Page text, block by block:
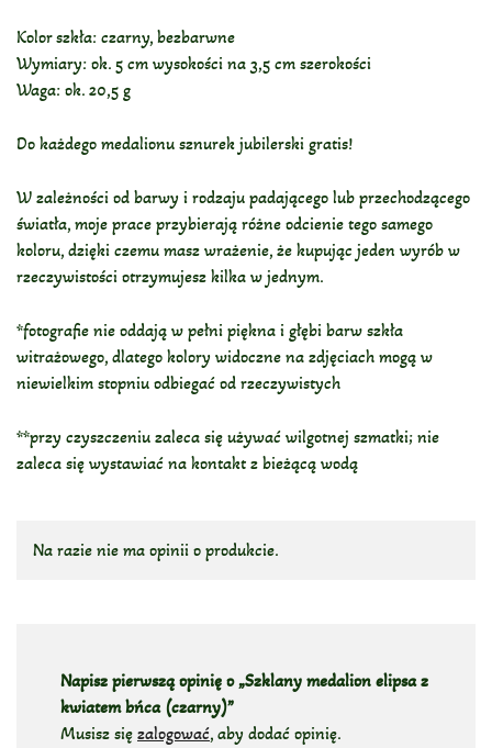
Kolor szkła: czarny, bezbarwne
Wymiary: ok. 5 cm wysokości na 3,5 cm szerokości
Waga: ok. 20,5 g
Do każdego medalionu sznurek jubilerski gratis!
W zależności od barwy i rodzaju padającego lub przechodzącego
światła, moje prace przybierają różne odcienie tego samego
koloru, dzięki czemu masz wrażenie, że kupując jeden wyrób w
rzeczywistości otrzymujesz kilka w jednym.
*fotografie nie oddają w pełni piękna i głębi barw szkła
witrażowego, dlatego kolory widoczne na zdjęciach mogą w
niewielkim stopniu odbiegać od rzeczywistych
**przy czyszczeniu zaleca się używać wilgotnej szmatki; nie
zaleca się wystawiać na kontakt z bieżącą wodą
Na razie nie ma opinii o produkcie.
Napisz pierwszą opinię o „Szklany medalion elipsa z
kwiatem bńca (czarny)”
Musisz się zalogować, aby dodać opinię.